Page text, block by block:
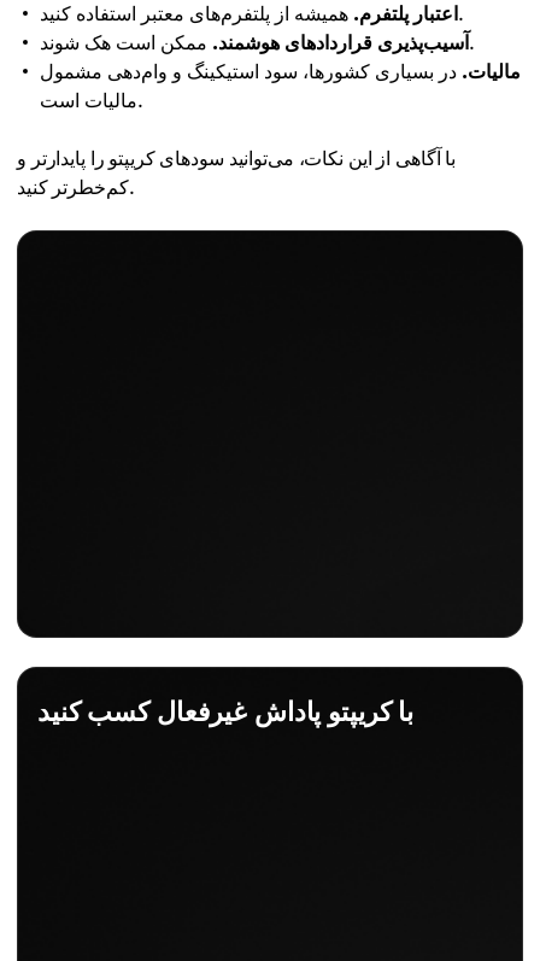
اعتبار پلتفرم.همیشه از پلتفرم‌های معتبر استفاده کنید.
آسیب‌پذیری قراردادهای هوشمند.ممکن است هک شوند.
مالیات. در بسیاری کشورها، سود استیکینگ و وام‌دهی مشمول
مالیات است.
با آگاهی از این نکات، می‌توانید سودهای کریپتو را پایدارتر و
کم‌خطرتر کنید.
با کریپتو پاداش غیرفعال کسب کنید